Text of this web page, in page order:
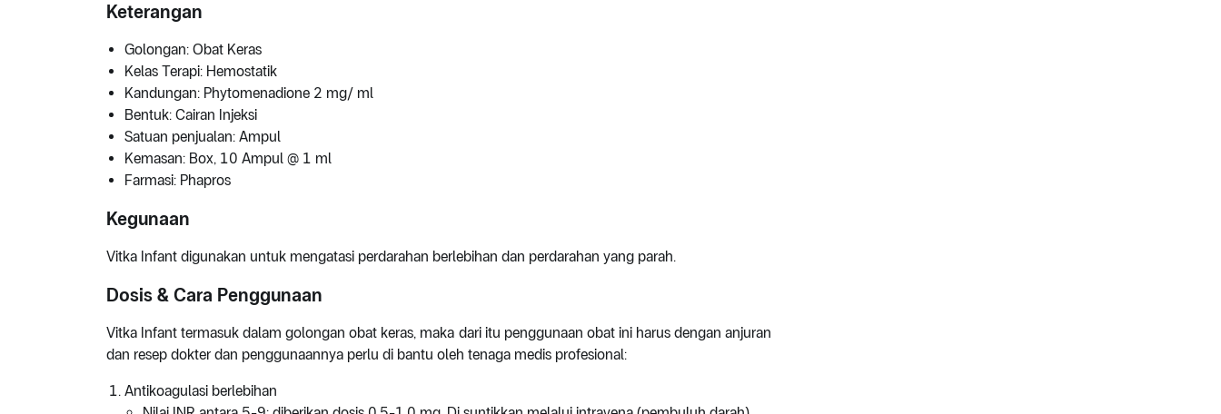
Keterangan
Golongan: Obat Keras
Kelas Terapi: Hemostatik
Kandungan: Phytomenadione 2 mg/ ml
Bentuk: Cairan Injeksi
Satuan penjualan: Ampul
Kemasan: Box, 10 Ampul @ 1 ml
Farmasi: Phapros
Kegunaan
Vitka Infant digunakan untuk mengatasi perdarahan berlebihan dan perdarahan yang parah.
Dosis & Cara Penggunaan
Vitka Infant termasuk dalam golongan obat keras, maka dari itu penggunaan obat ini harus dengan anjuran
dan resep dokter dan penggunaannya perlu di bantu oleh tenaga medis profesional:
Antikoagulasi berlebihan